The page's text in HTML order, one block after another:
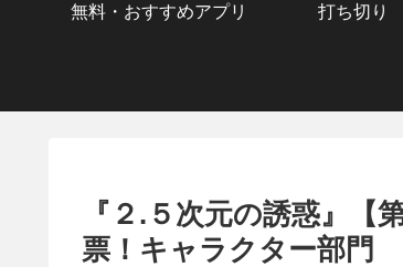
無料・おすすめアプリ 打ち切り
『２.５次元の誘惑』
票！キャラクター部門